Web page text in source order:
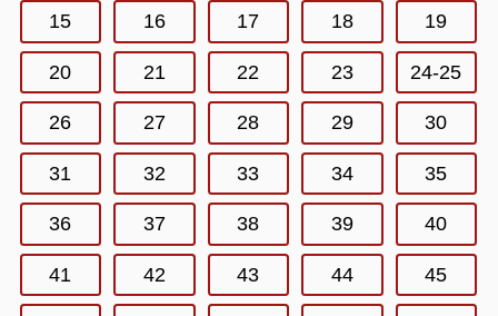
15 16 17 18 19
20 21 22 23 24-25
26 27 28 29 30
31 32 33 34 35
36 37 38 39 40
41 42 43 44 45